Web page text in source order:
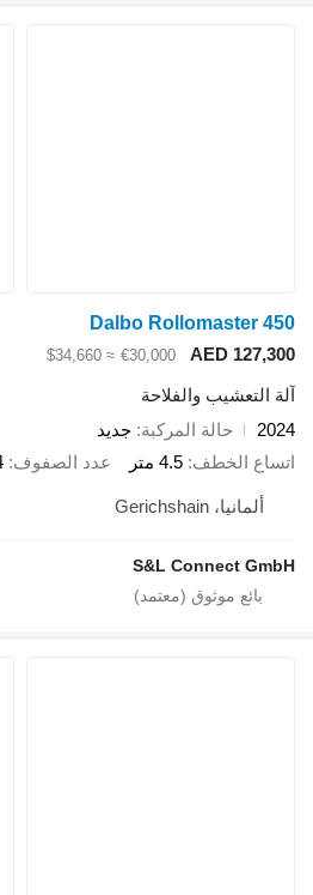
Dalbo Rollomaster
AED
€30,000
≈ $34,660
والفلاحة
حالة المركبة جديد
الخطف 4.5 متر عدد الصفوف 4
ألمانيا، Gerichshain
S&L Connect